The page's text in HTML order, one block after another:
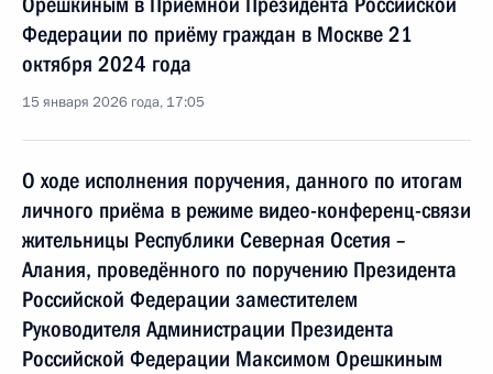
Федерации по приёму граждан в Москве 21
октября 2024 года
15 января 2026 года, 17:05
О ходе исполнения поручения, данного по итогам
личного приёма в режиме видео-конференц-связи
жительницы Республики Северная Осетия –
Алания, проведённого по поручению Президента
Российской Федерации заместителем
Руководителя Администрации Президента
Российской Федерации Максимом Орешкиным